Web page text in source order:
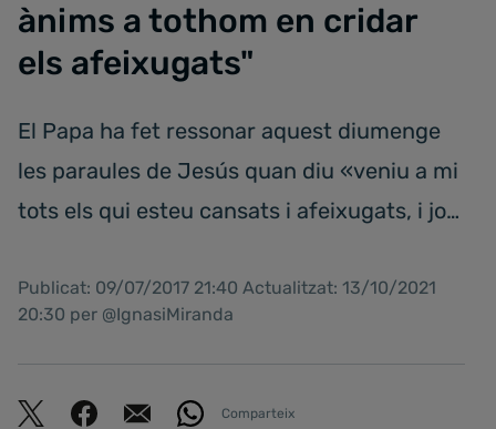
ànims a tothom en cridar
els afeixugats"
El Papa ha fet ressonar aquest diumenge
les paraules de Jesús quan diu «veniu a mi
tots els qui esteu cansats i afeixugats, i jo…
Publicat: 09/07/2017 21:40 Actualitzat: 13/10/2021
20:30 per @IgnasiMiranda
Comparteix